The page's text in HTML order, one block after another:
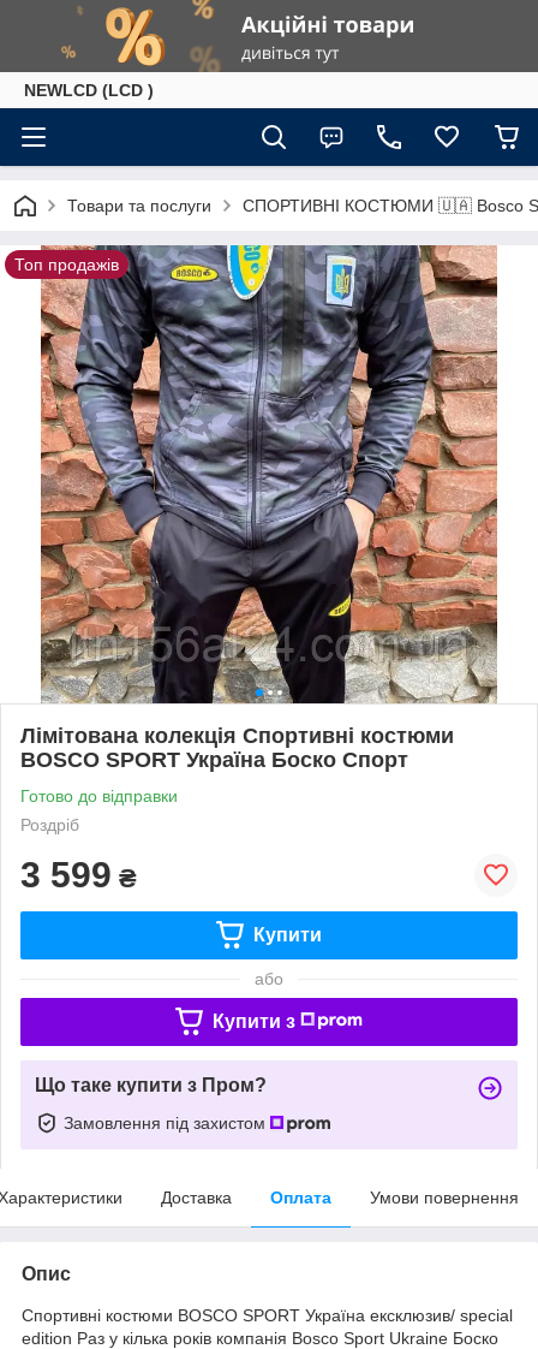
NEWLCD (LCD )
Товари та послуги СПОРТИВНІ КОСТЮМИ 🇺🇦 Bosco
Топ продажів
Лімітована колекція Спортивні костюми
BOSCO SPORT Україна Боско Спорт
Готово до відправки
Роздріб
3 599 ₴
Купити
або
Купити з
Що таке купити з Пром?
Замовлення під захистом
Доставка Оплата Умови повернення
Опис
Спортивні костюми BOSCO SPORT Україна ексклюзив/ special
edition Раз у кілька років компанія Bosco Sport Ukraine Боско